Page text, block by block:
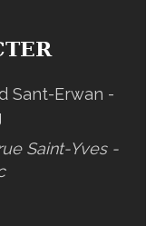
Sant-Erwan -
Saint-Yves -